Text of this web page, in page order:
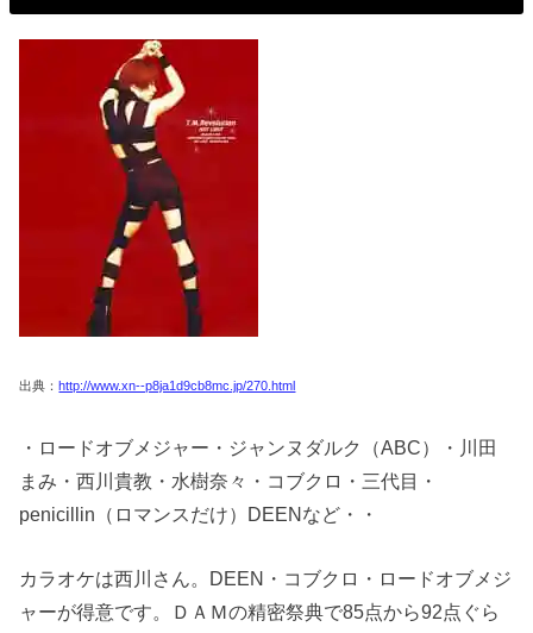
出典：http://www.xn--p8ja1d9cb8mc.jp/270.html
・ロードオブメジャー・ジャンヌダルク（ABC）・川田
まみ・西川貴教・水樹奈々・コブクロ・三代目・
penicillin（ロマンスだけ）DEENなど・・
カラオケは西川さん。DEEN・コブクロ・ロードオブメジ
ャーが得意です。ＤＡＭの精密祭典で85点から92点ぐら